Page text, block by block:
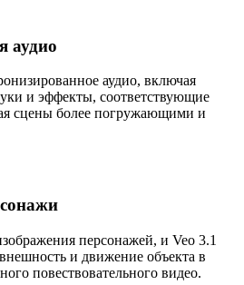
аудио
аудио, включая
и эффекты, соответствующие
сцены более погружающими и
персонажей, и Veo 3.1
и движение объекта в
повествовательного видео.